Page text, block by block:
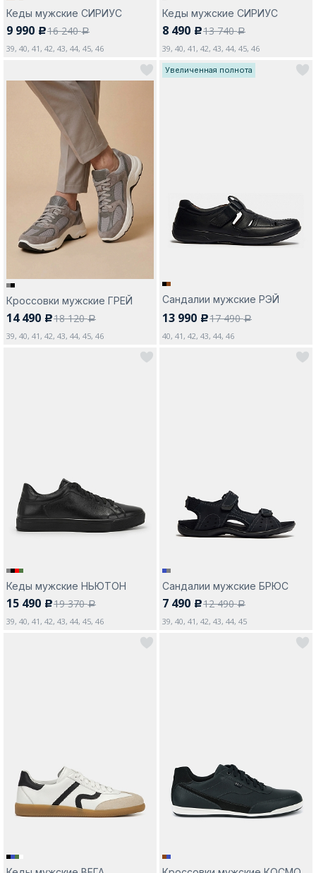
Кеды мужские СИРИУС
9 990 c16 240a
39, 40, 41, 42, 43, 44, 45, 46
Кеды мужские СИРИУС
8 490 c13 740a
39, 40, 41, 42, 43, 44, 45, 46
Кроссовки мужские ГРЕЙ
14 490 c18 120a
39, 40, 41, 42, 43, 44, 45, 46
Увеличенная полнота
Сандалии мужские РЭЙ
13 990 c17 490a
40, 41, 42, 43, 44, 46
Кеды мужские НЬЮТОН
15 490 c19 370a
39, 40, 41, 42, 43, 44, 45, 46
Сандалии мужские БРЮС
7 490 c12 490a
39, 40, 41, 42, 43, 44, 45